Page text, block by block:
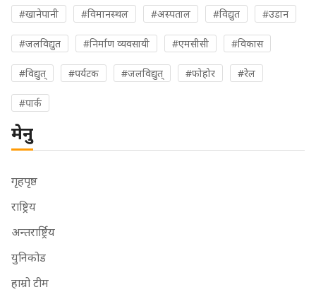
#खानेपानी #विमानस्थल #अस्पताल #विद्युत #उडान
#जलविद्युत #निर्माण व्यवसायी #एमसीसी #विकास
#विद्युत् #पर्यटक #जलविद्युत् #फोहोर #रेल
#पार्क
मेनु
गृहपृष्ठ
राष्ट्रिय
अन्तरार्ष्ट्रिय
युनिकोड
हाम्रो टीम